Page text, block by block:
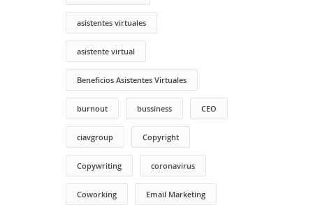
asistentes virtuales
asistente virtual
Beneficios Asistentes Virtuales
burnout bussiness CEO
ciavgroup Copyright
Copywriting coronavirus
Coworking Email Marketing